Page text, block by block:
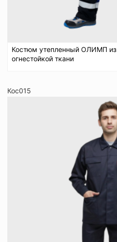
Костюм утепленный ОЛИМП из
огнестойкой ткани
Кос015